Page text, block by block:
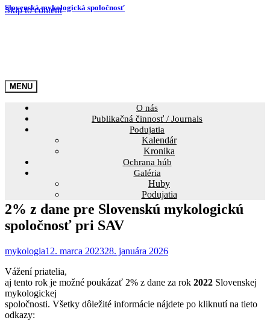
Skip to content
Slovenská mykologická spoločnosť
O nás
Publikačná činnosť / Journals
Podujatia
Kalendár
Kronika
Ochrana húb
Galéria
Huby
Podujatia
2% z dane pre Slovenskú mykologickú
spoločnosť pri SAV
mykologia12. marca 202328. januára 2026
Vážení priatelia,
aj tento rok je možné poukázať 2% z dane za rok 2022 Slovenskej
mykologickej
spoločnosti. Všetky dôležité informácie nájdete po kliknutí na tieto
odkazy: